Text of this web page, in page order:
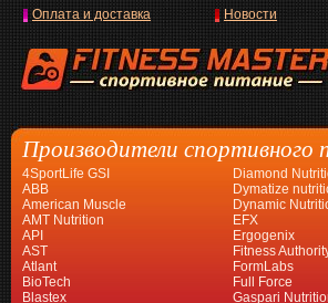
Оплата и доставка Новости
Производители спортивного
4SportLife GSI
ABB
American Muscle
AMT Nutrition
API
AST
Atlant
BioTech
Blastex
Diamond
Dymatize
Dynamic
EFX
Ergogenix
Fitness
FormLabs
Full Force
Gaspari